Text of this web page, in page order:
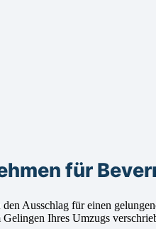
für
Ausschlag für einen
Ihres Umzugs